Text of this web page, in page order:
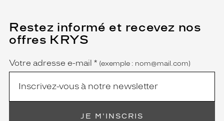
Restez informé et recevez nos
offres KRYS
Name
Votre adresse e-mail *
(Ce
champ
est
obligatoire)
(exemple : nom@mail.com)
JE M'INSCRIS